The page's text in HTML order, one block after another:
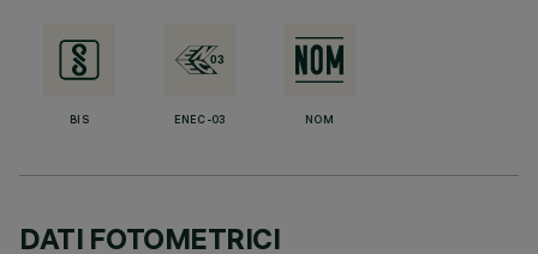
BIS ENEC-03 NOM
DATI FOTOMETRICI